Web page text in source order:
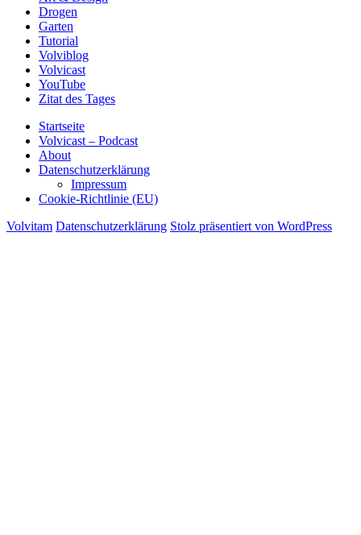
Drogen
Garten
Tutorial
Volviblog
Volvicast
YouTube
Zitat des Tages
Startseite
Volvicast – Podcast
About
Datenschutzerklärung
Impressum
Cookie-Richtlinie (EU)
Volvitam Datenschutzerklärung Stolz präsentiert von WordPress